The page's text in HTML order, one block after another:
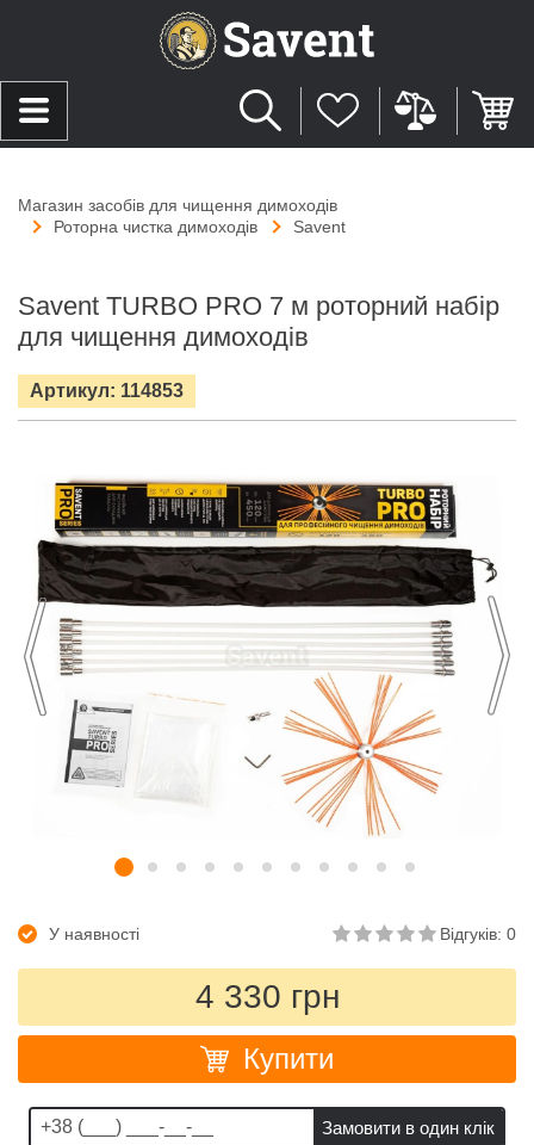
Магазин засобів для чищення димоходів
Роторна чистка димоходів
Savent
Savent TURBO PRO 7 м роторний набір
для чищення димоходів
Артикул: 114853
У наявності Відгуків: 0
4 330 грн
Купити